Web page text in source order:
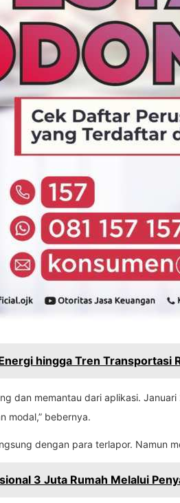
hingga Tren Transportasi
dan memantau dari aplikasi.
modal,” bebernya.
dengan para terlapor. Namun
3 Juta Rumah Melalui